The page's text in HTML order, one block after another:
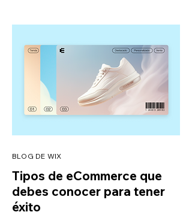
BLOG DE WIX
Tipos de eCommerce que
debes conocer para tener
éxito